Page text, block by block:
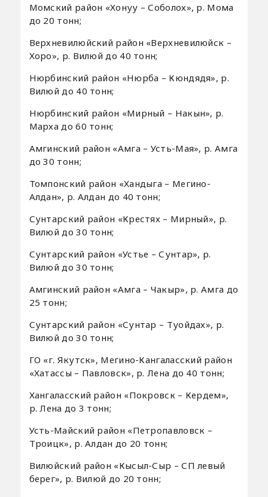
Момский район «Хонуу – Соболох», р. Мома
до 20 тонн;
Верхневилюйский район «Верхневилюйск –
Хоро», р. Вилюй до 40 тонн;
Нюрбинский район «Нюрба – Кюндядя», р.
Вилюй до 40 тонн;
Нюрбинский район «Мирный – Накын», р.
Марха до 60 тонн;
Амгинский район «Амга – Усть-Мая», р. Амга
до 30 тонн;
Томпонский район «Хандыга – Мегино-
Алдан», р. Алдан до 40 тонн;
Сунтарский район «Крестях – Мирный», р.
Вилюй до 30 тонн;
Сунтарский район «Устье – Сунтар», р.
Вилюй до 30 тонн;
Амгинский район «Амга – Чакыр», р. Амга до
25 тонн;
Сунтарский район «Сунтар – Туойдах», р.
Вилюй до 30 тонн;
ГО «г. Якутск», Мегино-Кангаласский район
«Хатассы – Павловск», р. Лена до 40 тонн;
Хангаласский район «Покровск – Кердем»,
р. Лена до 3 тонн;
Усть-Майский район «Петропавловск –
Троицк», р. Алдан до 20 тонн;
Вилюйский район «Кысыл-Сыр – СП левый
берег», р. Вилюй до 20 тонн;